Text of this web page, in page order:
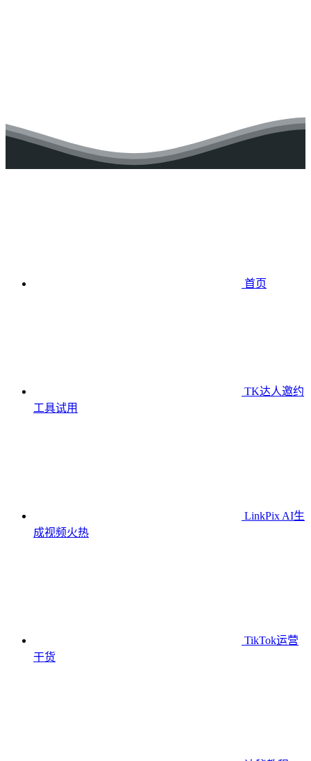
首页
TK达人邀约
工具试用
LinkPix AI生
成视频火热
TikTok运营
干货